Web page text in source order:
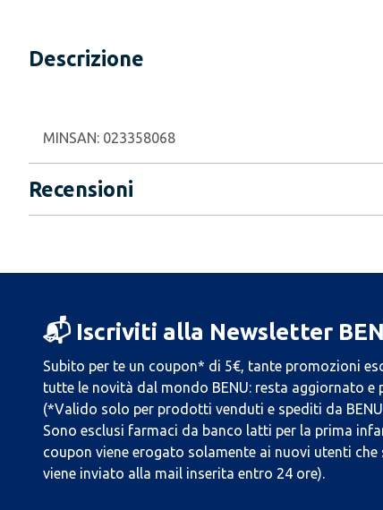
Descrizione
MINSAN: 023358068
Recensioni
📬 Iscriviti alla Newsletter
Subito per te un coupon* di 5€, tante promozioni
tutte le novità dal mondo BENU: resta aggiornato
(*Valido solo per prodotti venduti e spediti da
Sono esclusi farmaci da banco latti per la prima
coupon viene erogato solamente ai nuovi utenti
viene inviato alla mail inserita entro 24 ore).